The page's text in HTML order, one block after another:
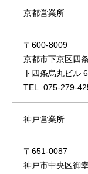
京都営業所
〒600-8009
京都市下京区四
ト四条烏丸ビル
TEL. 075-279-
神戸営業所
〒651-0087
神戸市中央区御